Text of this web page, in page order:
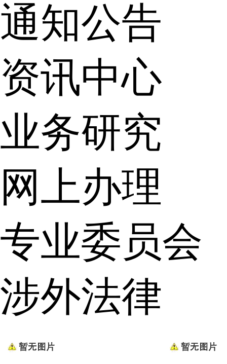
通知公告
资讯中心
业务研究
网上办理
专业委员会
涉外法律